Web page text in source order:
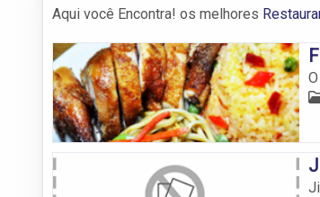
Aqui você Encontra! os melhores